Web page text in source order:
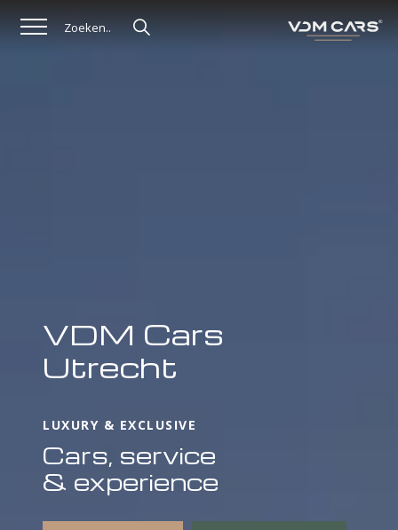
LUXURY & EXCLUSIVE
VDM Cars
Utrecht
Cars, service
& experience